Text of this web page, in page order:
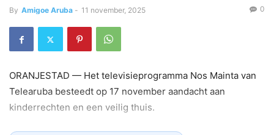
By Amigoe Aruba - 11 november, 2025 0
ORANJESTAD — Het televisieprogramma Nos Mainta van
Telearuba besteedt op 17 november aandacht aan
kinderrechten en een veilig thuis.